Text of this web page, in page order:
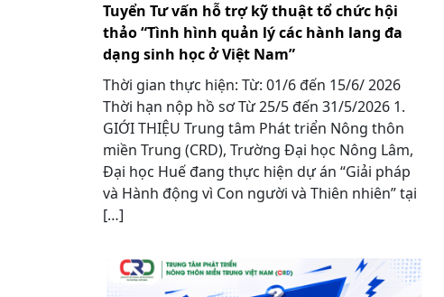
Tuyển Tư vấn hỗ trợ kỹ thuật tổ chức hội
thảo “Tình hình quản lý các hành lang đa
dạng sinh học ở Việt Nam”
Thời gian thực hiện: Từ: 01/6 đến 15/6/ 2026
Thời hạn nộp hồ sơ Từ 25/5 đến 31/5/2026 1.
GIỚI THIỆU Trung tâm Phát triển Nông thôn
miền Trung (CRD), Trường Đại học Nông Lâm,
Đại học Huế đang thực hiện dự án “Giải pháp
và Hành động vì Con người và Thiên nhiên” tại
[…]